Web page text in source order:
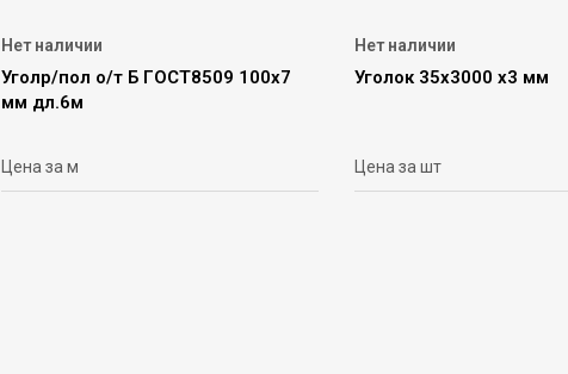
Нет наличии
Уголр/пол о/т Б ГОСТ8509 100х7
мм дл.6м
Цена за м
Нет наличии
Уголок 35х3000 х3 мм
Цена за шт